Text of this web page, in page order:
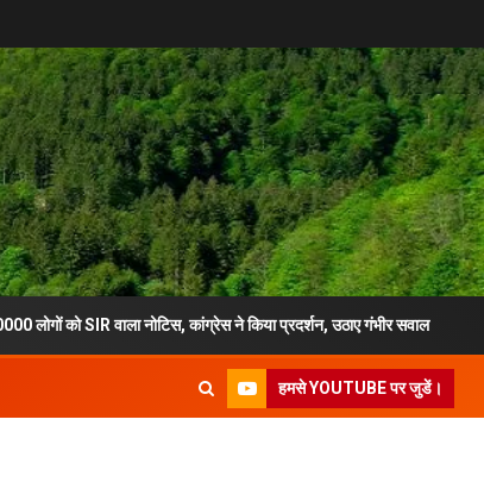
वाला नोटिस, कांग्रेस ने किया प्रदर्शन, उठाए गंभीर सवाल
हमसे YOUTUBE पर जुडें।